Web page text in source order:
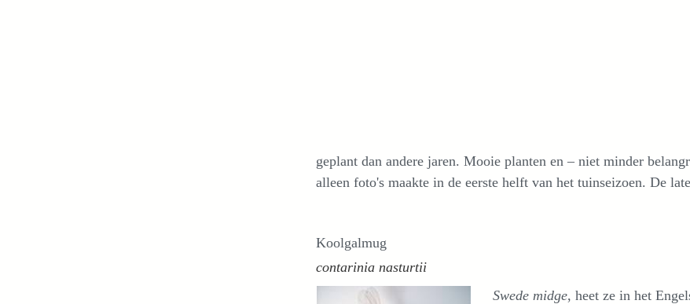
geplant dan andere jaren. Mooie planten en – niet minder
alleen foto's maakte in de eerste helft van het tuinseizoen. De
Koolgalmug
contarinia nasturtii
Swede midge, heet ze in het